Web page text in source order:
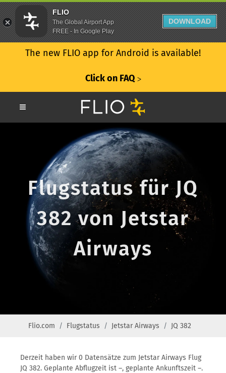
The new FLIO app for Android is available!
Click on FAQ ᐳ
Flugstatus für JQ
382 von Jetstar
Airways
Flio.com Flugstatus Jetstar Airways JQ 382
Derzeit haben wir 0 Datensätze zum Jetstar Airways Flug
JQ 382. Geplante Abflugzeit ist –, geplante Ankunftszeit –.
FLIO
The Global Airport App
FREE - In Google Play
DOWNLOAD